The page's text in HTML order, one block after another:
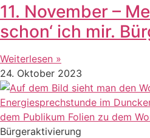
11. November –
schon‘ ich mir.
Weiterlesen »
24. Oktober 2023
Bürgeraktivierung